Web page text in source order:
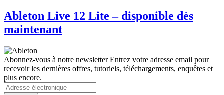
Ableton Live 12 Lite – disponible dès
maintenant
Abonnez-vous à notre newsletterEntrez votre adresse email pour
recevoir les dernières offres, tutoriels, téléchargements, enquêtes et
plus encore.